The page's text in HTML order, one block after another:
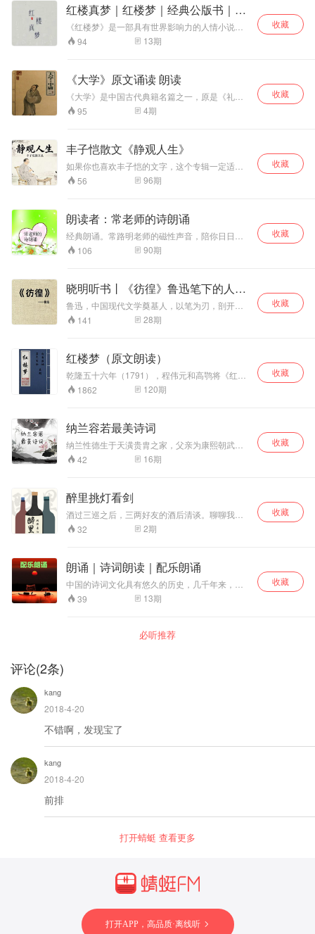
红楼真梦｜红楼梦｜经典公版书｜四
大名著
《红楼梦》是一部具有世界影响力的人情小说、
中国封建社会的百科全书、传统文化的集大成
者。其作者以“大旨谈情，实录其事”自勉，只按自
致，取得了非凡的艺术成就。“真事隐去，假语存
焉”的特殊笔法更是令后世读者脑洞大开，揣测之
说久而遂多。二十世纪以来，《红楼梦》更以其
丰富深刻的思想底蕴和异常出色的艺术成就使学
术界产生了以其为研究对象的专门学问——红
94 13期
收藏
《大学》原文诵读 朗读
《大学》是中国古代典籍名篇之一，原是《礼
记》中的一篇。朱熹将《大学》分为三纲领、八
条目，三纲领就是：“明明德”、“新民“”、”止于至
身、齐家、治国、平天下。 《大学》的作者，
《礼记》并无说明，朱熹认为首章”经“是”孔子所
言，而曾子述之“，”其传十章，则曾子之意，而门
人记之“。 曾子（前505——前435）名参，字子
舆，孔子著名弟子，春秋鲁国南武城人。
95 4期
收藏
丰子恺散文《静观人生》
如果你也喜欢丰子恺的文字，这个专辑一定适合
你。 我会在这里为你完整朗读先生的散文集《静
观人生》。 先生的文字就像一位温和的长辈，坐
在烟火里的小美好。没有大道理，只有最真诚的
感悟，读起来让人心里暖暖的，特别治愈。 每天
更新，陪你在声音里慢下来，好好生活，静观人
生。期待您的关注与收藏。
56 96期
收藏
朗读者：常老师的诗朗诵
经典朗诵。常路明老师的磁性声音，陪你日日夜
夜！106 90期
收藏
晓明听书丨《彷徨》鲁迅笔下的人间
浮世绘
鲁迅，中国现代文学奠基人，以笔为刃，剖开民
族精神痼疾。当民国暗夜的灯火摇曳成诗，鲁迅
以笔为炬，在《彷徨》中刻下时代寓言。主播以
局，从魏连殳的孤绝到子君的觉醒，从吕纬甫的
颓唐到祥林嫂的悲鸣，每一声叹息都是对人性深
渊的叩问。 这不是简单的听书，而是一场跨越百
年的精神对话。当您在通勤路上、入眠前夕或独
处时刻点开播放键，那些曾在课本中读过的名
141 28期
收藏
红楼梦（原文朗读）
乾隆五十六年（1791），程伟元和高鹗将《红楼
梦》前80回与后40回合成一个完整的故事，以木
活字排印出来，书名为《红楼梦》，通称“程甲
1862 120期
收藏
纳兰容若最美诗词
纳兰性德生于天潢贵胄之家，父亲为康熙朝武英
殿大学士明珠。年少聪颖过人，文武全才。娶妻
两广总督尚书卢兴祖之女卢氏，成婚三年后妻子
宛。康熙二十四年，因寒疾与世长辞，时年三十
一岁。 《纳兰词》收录的纳兰性德的词，是对他
一生情感的真实写照。其词以小令见长，多感伤
情调，间有雄浑之作。
42 16期
收藏
醉里挑灯看剑
酒过三巡之后，三两好友的酒后清谈。聊聊我们
感兴趣的东西，一些人和事儿，一些书或电影，
也可能是某个地方或者什么故事。酒的美妙之处
人的一些潜意识会汩汩流出。
32 2期
收藏
朗诵｜诗词朗读｜配乐朗诵
中国的诗词文化具有悠久的历史，几千年来，涌
现出了众多的诗词大家，在我国文化的浩瀚星空
中，绽放着璀璨夺目的光芒。优美的诗文，在古
39 13期
收藏
必听推荐
评论(2条)
kang
2018-4-20
不错啊，发现宝了
kang
2018-4-20
前排
打开蜻蜓 查看更多
打开APP，高品质·离线听